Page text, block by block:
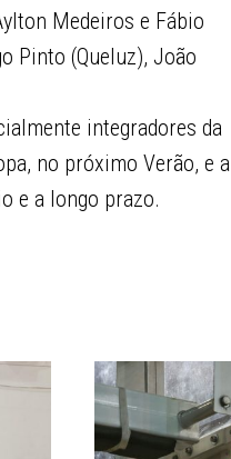
Medeiros e Fábio
Pinto (Queluz), João
integradores da
no próximo Verão, e a
e a longo prazo.